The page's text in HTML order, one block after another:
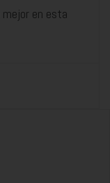
mejor en esta